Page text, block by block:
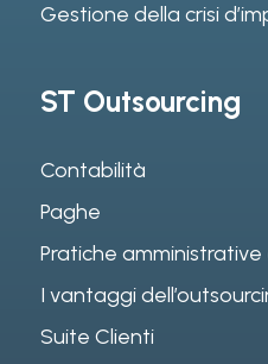
Gestione della crisi
ST Outsourcing
Contabilità
Paghe
Pratiche
I vantaggi
Suite Clienti